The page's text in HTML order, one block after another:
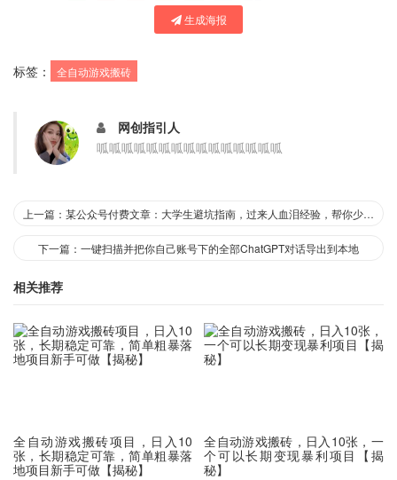
生成海报
标签： 全自动游戏搬砖
网创指引人
呱呱呱呱呱呱呱呱呱呱呱呱呱呱呱
上一篇：某公众号付费文章：大学生避坑指南，过来人血泪经验，帮你少走弯路
下一篇：一键扫描并把你自己账号下的全部ChatGPT对话导出到本地
相关推荐
全自动游戏搬砖项目，日入10
张，长期稳定可靠，简单粗暴落
地项目新手可做【揭秘】
全自动游戏搬砖，日入10张，一
个可以长期变现暴利项目【揭
秘】